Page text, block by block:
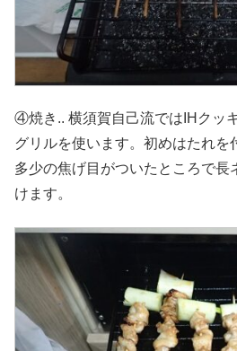
④焼き.. 横須賀自己流ではIHクッ
グリルを使います。初めはたれを
多少の焦げ目がついたところで長
けます。